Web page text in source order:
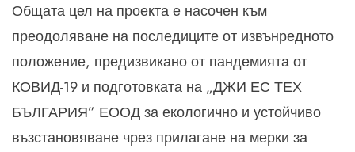
Общата цел на проекта е насочен към
преодоляване на последиците от извънредното
положение, предизвикано от пандемията от
КОВИД-19 и подготовката на „ДЖИ ЕС ТЕХ
БЪЛГАРИЯ” ЕООД за екологично и устойчиво
възстановяване чрез прилагане на мерки за